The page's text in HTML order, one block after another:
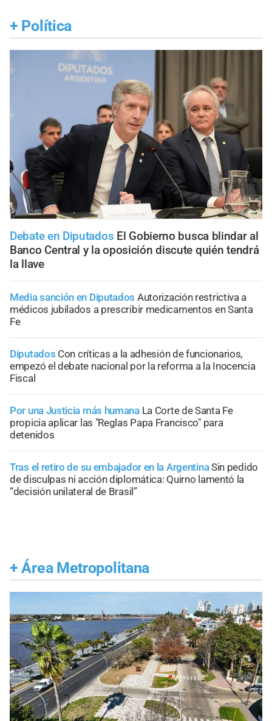
+ Política
Debate en Diputados El Gobierno busca blindar al
Banco Central y la oposición discute quién tendrá
la llave
Media sanción en Diputados Autorización restrictiva a
médicos jubilados a prescribir medicamentos en Santa
Fe
Diputados Con críticas a la adhesión de funcionarios,
empezó el debate nacional por la reforma a la Inocencia
Fiscal
Por una Justicia más humana La Corte de Santa Fe
propicia aplicar las "Reglas Papa Francisco" para
detenidos
Tras el retiro de su embajador en la ArgentinaSin pedido
de disculpas ni acción diplomática: Quirno lamentó la
“decisión unilateral de Brasil”
+ Área Metropolitana